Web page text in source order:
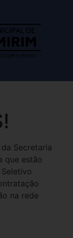
Secretaria
que estão
na rede